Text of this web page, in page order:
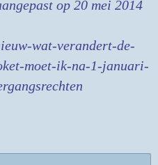
op 20 mei 2014
wat-verandert-de-
moet-ik-na-1-januari-